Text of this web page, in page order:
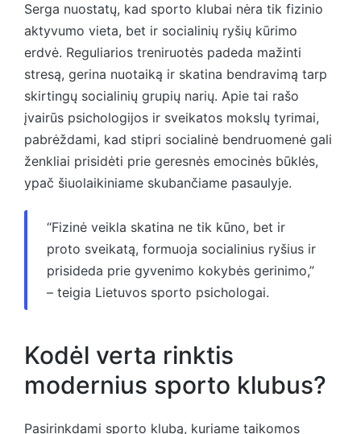
Serga nuostatų, kad sporto klubai nėra tik fizinio
aktyvumo vieta, bet ir socialinių ryšių kūrimo
erdvė. Reguliarios treniruotės padeda mažinti
stresą, gerina nuotaiką ir skatina bendravimą tarp
skirtingų socialinių grupių narių. Apie tai rašo
įvairūs psichologijos ir sveikatos mokslų tyrimai,
pabrėždami, kad stipri socialinė bendruomenė gali
ženkliai prisidėti prie geresnės emocinės būklės,
ypač šiuolaikiniame skubančiame pasaulyje.
“Fizinė veikla skatina ne tik kūno, bet ir
proto sveikatą, formuoja socialinius ryšius ir
prisideda prie gyvenimo kokybės gerinimo,”
– teigia Lietuvos sporto psichologai.
Kodėl verta rinktis
modernius sporto klubus?
Pasirinkdami sporto klubą, kuriame taikomos